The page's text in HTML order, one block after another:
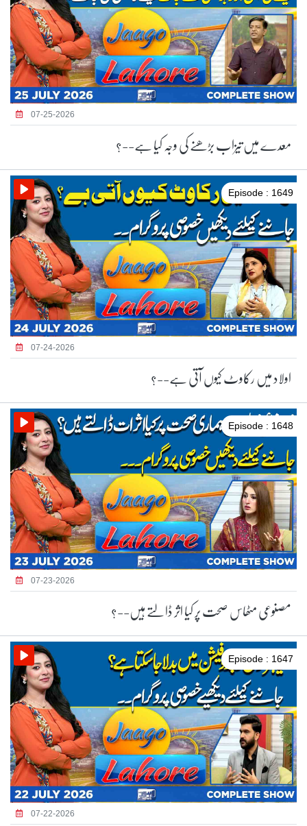
07-25-2026
معدے میں تیزاب بڑھنے کی وجہ کیا ہے--؟
Episode : 1649
07-24-2026
اولاد میں رکاوٹ کیوں آتی ہے--؟
Episode : 1648
07-23-2026
مصنوعی مٹھاس صحت پر کیا اثر ڈالتے ہیں--؟
Episode : 1647
07-22-2026